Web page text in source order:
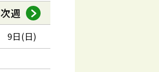
次週
9日(日)